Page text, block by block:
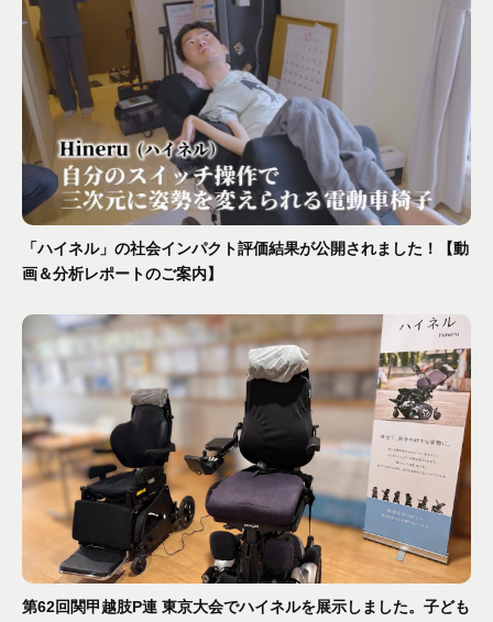
「ハイネル」の社会インパクト評価結果が公開されました！【動
画＆分析レポートのご案内】
第62回関甲越肢P連 東京大会でハイネルを展示しました。子ども